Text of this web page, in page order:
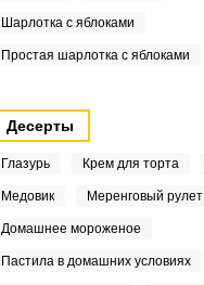
Шарлотка с яблоками
Простая шарлотка с яблоками
Десерты
Глазурь Крем для торта
Медовик Меренговый рулет
Домашнее мороженое
Пастила в домашних условиях